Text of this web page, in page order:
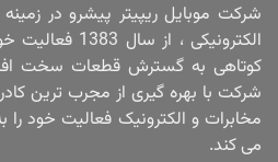
شرکت موبایل ریپیتر پیشرو در
الکترونیکی ،
کوتاهی به گسترش قطعات سخت
شرکت با بهره گیری از مجرب ترین
مخابرات و الکترونیک فعالیت خود را
می کند.